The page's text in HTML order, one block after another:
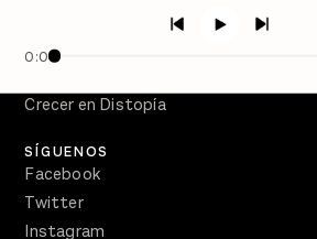
0:00
Semanario Gatopardo
Crecer en Distopía
SÍGUENOS
Facebook
Twitter
Instagram